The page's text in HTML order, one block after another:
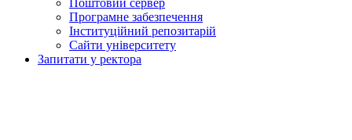
Програмне забезпечення
Інституційний репозитарій
Сайти університету
Запитати у ректора